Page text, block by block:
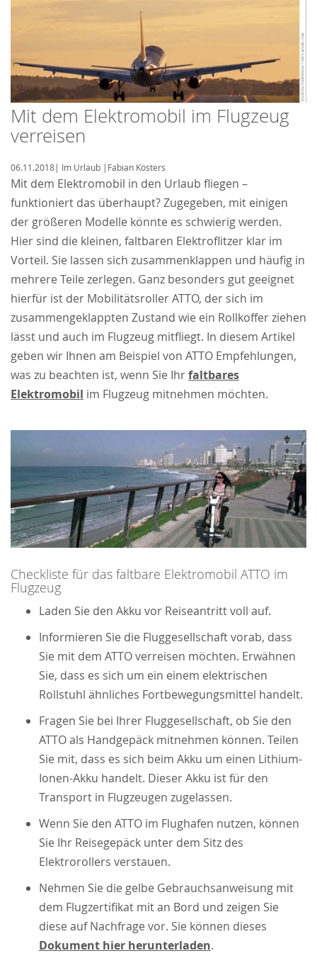
Mit dem Elektromobil im Flugzeug
verreisen
06.11.2018| Im Urlaub | Fabian Kösters
Mit dem Elektromobil in den Urlaub fliegen –
funktioniert das überhaupt? Zugegeben, mit einigen
der größeren Modelle könnte es schwierig werden.
Hier sind die kleinen, faltbaren Elektroflitzer klar im
Vorteil. Sie lassen sich zusammenklappen und häufig in
mehrere Teile zerlegen. Ganz besonders gut geeignet
hierfür ist der Mobilitätsroller ATTO, der sich im
zusammengeklappten Zustand wie ein Rollkoffer ziehen
lässt und auch im Flugzeug mitfliegt. In diesem Artikel
geben wir Ihnen am Beispiel von ATTO Empfehlungen,
was zu beachten ist, wenn Sie Ihrfaltbares
Elektromobil im Flugzeug mitnehmen möchten.
Checkliste für das faltbare Elektromobil ATTO im
Flugzeug
Laden Sie den Akku vor Reiseantritt voll auf.
Informieren Sie die Fluggesellschaft vorab, dass
Sie mit dem ATTO verreisen möchten. Erwähnen
Sie, dass es sich um ein einem elektrischen
Rollstuhl ähnliches Fortbewegungsmittel handelt.
Fragen Sie bei Ihrer Fluggesellschaft, ob Sie den
ATTO als Handgepäck mitnehmen können. Teilen
Sie mit, dass es sich beim Akku um einen Lithium-
Ionen-Akku handelt. Dieser Akku ist für den
Transport in Flugzeugen zugelassen.
Wenn Sie den ATTO im Flughafen nutzen, können
Sie Ihr Reisegepäck unter dem Sitz des
Elektrorollers verstauen.
Nehmen Sie die gelbe Gebrauchsanweisung mit
dem Flugzertifikat mit an Bord und zeigen Sie
diese auf Nachfrage vor. Sie können dieses
Dokument hier herunterladen.